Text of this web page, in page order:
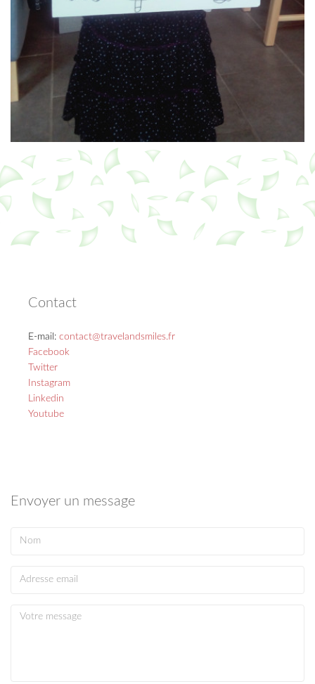
Contact
E-mail: contact@travelandsmiles.fr
Facebook
Twitter
Instagram
Linkedin
Youtube
Envoyer un message